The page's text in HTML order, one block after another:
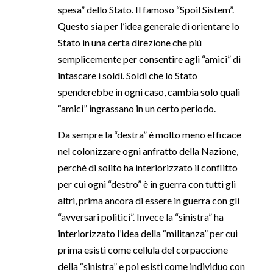
spesa” dello Stato. Il famoso “Spoil Sistem”.
Questo sia per l’idea generale di orientare lo
Stato in una certa direzione che più
semplicemente per consentire agli “amici” di
intascare i soldi. Soldi che lo Stato
spenderebbe in ogni caso, cambia solo quali
“amici” ingrassano in un certo periodo.
Da sempre la “destra” è molto meno efficace
nel colonizzare ogni anfratto della Nazione,
perché di solito ha interiorizzato il conflitto
per cui ogni “destro” è in guerra con tutti gli
altri, prima ancora di essere in guerra con gli
“avversari politici”. Invece la “sinistra” ha
interiorizzato l’idea della “militanza” per cui
prima esisti come cellula del corpaccione
della “sinistra” e poi esisti come individuo con